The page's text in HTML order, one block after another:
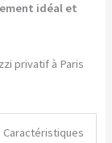
idéal et
privatif à Paris
Caractéristiques